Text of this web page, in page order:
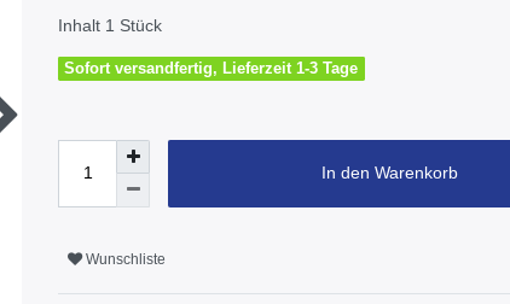
Inhalt 1 Stück
Sofort versandfertig, Lieferzeit 1-3 Tage
In den Warenkorb
Wunschliste